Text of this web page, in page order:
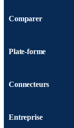
Comparer
Plate-forme
Connecteurs
Entreprise